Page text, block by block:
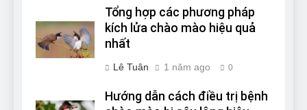
Tổng hợp các phương pháp
kích lửa chào mào hiệu quả
nhất
Lê Tuân 1 năm ago 0
Hướng dẫn cách điều trị bệnh